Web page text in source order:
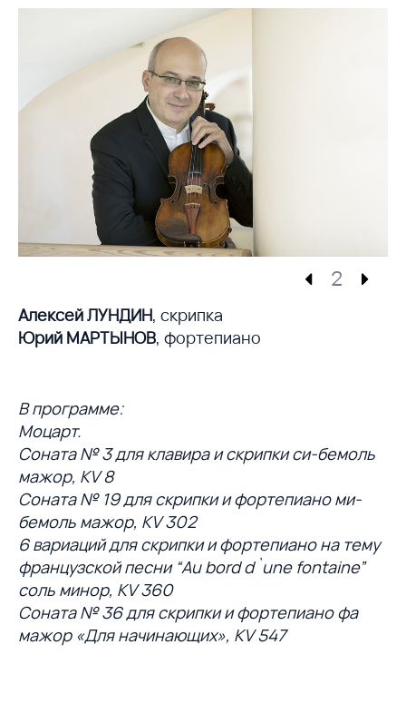
2
Алексей ЛУНДИН, скрипка
Юрий МАРТЫНОВ, фортепиано
В программе:
Моцарт.
Соната № 3 для клавира и скрипки cи-бемоль
мажор, KV 8
Соната № 19 для скрипки и фортепиано ми-
бемоль мажор, KV 302
6 вариаций для скрипки и фортепиано на тему
французской песни “Au bord d`une fontaine”
соль минор, KV 360
Соната № 36 для скрипки и фортепиано фа
мажор «Для начинающих», KV 547